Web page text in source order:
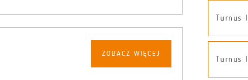
ZOBACZ WIĘCEJ
Turnus
Turnus